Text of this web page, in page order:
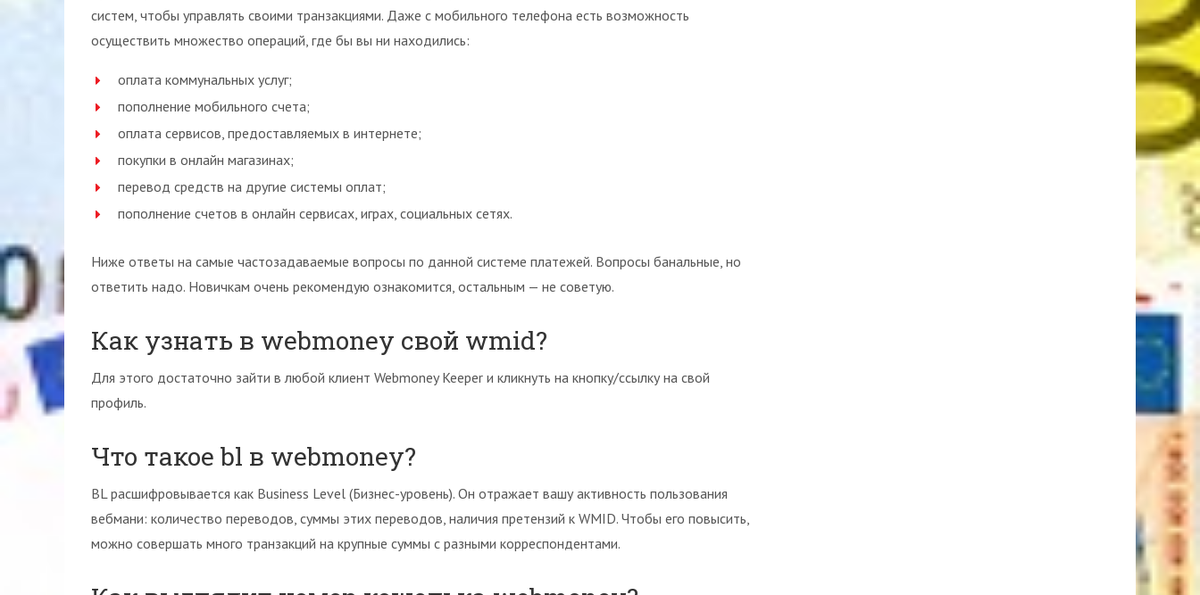
систем, чтобы управлять своими транзакциями. Даже с мобильного телефона есть возможность
осуществить множество операций, где бы вы ни находились:
оплата коммунальных услуг;
пополнение мобильного счета;
оплата сервисов, предоставляемых в интернете;
покупки в онлайн магазинах;
перевод средств на другие системы оплат;
пополнение счетов в онлайн сервисах, играх, социальных сетях.
Ниже ответы на самые частозадаваемые вопросы по данной системе платежей. Вопросы банальные, но
ответить надо. Новичкам очень рекомендую ознакомится, остальным — не советую.
Как узнать в webmoney свой wmid?
Для этого достаточно зайти в любой клиент Webmoney Keeper и кликнуть на кнопку/ссылку на свой
профиль.
Что такое bl в webmoney?
BL расшифровывается как Business Level (Бизнес-уровень). Он отражает вашу активность пользования
вебмани: количество переводов, суммы этих переводов, наличия претензий к WMID. Чтобы его повысить,
можно совершать много транзакций на крупные суммы с разными корреспондентами.